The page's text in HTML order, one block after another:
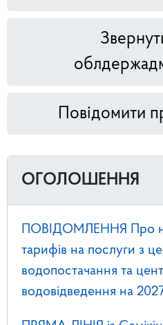
Повідомити
ОГОЛОШЕННЯ
ПОВІДОМЛЕННЯ Про
тарифів на послуги з
водопостачання та
водовідведення на